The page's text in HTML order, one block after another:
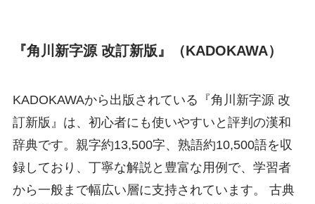
『角川新字源 改訂新版』（KADOKAWA）
KADOKAWAから出版されている『角川新字源 改
訂新版』は、初心者にも使いやすいと評判の漢和
辞典です。親字約13,500字、熟語約10,500語を収
録しており、丁寧な解説と豊富な用例で、学習者
から一般まで幅広い層に支持されています。 古典